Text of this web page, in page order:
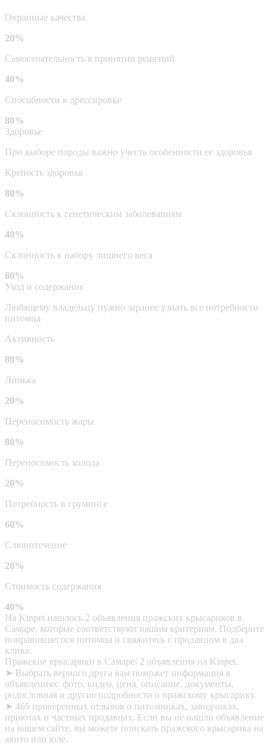
Охранные качества
20%
Самостоятельность в принятии решений
40%
Способности к дрессировке
80%
Здоровье
При выборе породы важно учесть особенности ее здоровья
Крепость здоровья
80%
Склонность к генетическим заболеваниям
40%
Склонность к набору лишнего веса
80%
Уход и содержание
Любящему владельцу нужно заранее узнать все потребности
питомца
Активность
80%
Линька
20%
Переносимость жары
80%
Переносимость холода
20%
Потребность в груминге
60%
Слюнотечение
20%
Стоимость содержания
40%
На Kinpet нашлось 2 объявления пражских крысариков в
Самаре, которые соответствуют вашим критериям. Подберите
понравившегося питомца и свяжитесь с продавцом в два
клика.
Пражские крысарики в Самаре: 2 объявления на Kinpet.
➤ Выбрать верного друга вам поможет информация в
объявлениях: фото, видео, цена, описание, документы,
родословная и другие подробности о пражскому крысарику.
➤ 465 проверенных отзывов о питомниках, заводчиках,
приютах и частных продавцах. Если вы не нашли объявление
на нашем сайте, вы можете поискать пражского крысарика на
авито или юле.